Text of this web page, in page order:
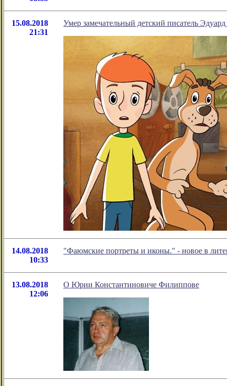
15.08.2018
21:31
Умер замечательный детский писатель
14.08.2018
10:33
"Фаюмские портреты и иконы." - новое в
13.08.2018
12:06
О Юрии Константиновиче Филиппове